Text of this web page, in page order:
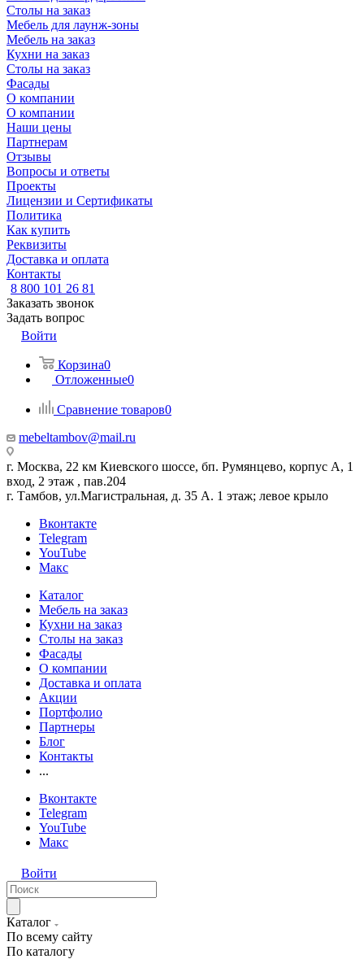
Столы на заказ
Мебель для лаунж-зоны
Мебель на заказ
Кухни на заказ
Столы на заказ
Фасады
О компании
О компании
Наши цены
Партнерам
Отзывы
Вопросы и ответы
Проекты
Лицензии и Сертификаты
Политика
Как купить
Реквизиты
Доставка и оплата
Контакты
8 800 101 26 81
Заказать звонок
Задать вопрос
Войти
Корзина0
Отложенные0
Сравнение товаров0
mebeltambov@mail.ru
г. Москва, 22 км Киевского шоссе, бп. Румянцево, корпус А, 1
вход, 2 этаж , пав.204
г. Тамбов, ул.Магистральная, д. 35 А. 1 этаж; левое крыло
Вконтакте
Telegram
YouTube
Макс
Каталог
Мебель на заказ
Кухни на заказ
Столы на заказ
Фасады
О компании
Доставка и оплата
Акции
Портфолио
Партнеры
Блог
Контакты
...
Вконтакте
Telegram
YouTube
Макс
Войти
Каталог
По всему сайту
По каталогу